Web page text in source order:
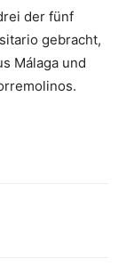
der fünf
gebracht,
Málaga und